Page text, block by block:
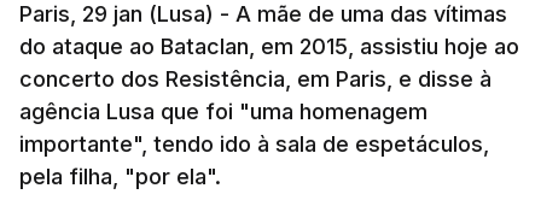
Paris, 29 jan (Lusa) - A mãe de uma das vítimas
do ataque ao Bataclan, em 2015, assistiu hoje ao
concerto dos Resistência, em Paris, e disse à
agência Lusa que foi "uma homenagem
importante", tendo ido à sala de espetáculos,
pela filha, "por ela".